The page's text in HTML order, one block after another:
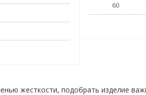
60
жесткости, подобрать изделие